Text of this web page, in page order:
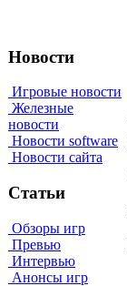
Новости
Игровые новости
Железные
новости
Новости software
Новости сайта
Статьи
Обзоры игр
Превью
Интервью
Анонсы игр